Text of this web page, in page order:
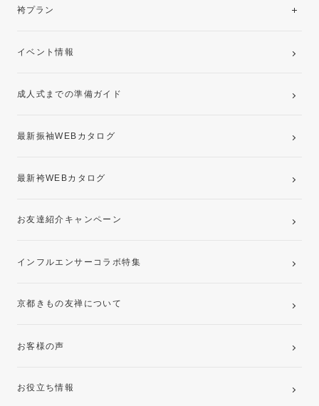
レンタルプラン
袴プラン
卒業袴レンタルプラン
イベント情報
成人式までの準備ガイド
最新振袖WEBカタログ
最新袴WEBカタログ
お友達紹介キャンペーン
インフルエンサーコラボ特集
京都きもの友禅について
お客様の声
お役立ち情報